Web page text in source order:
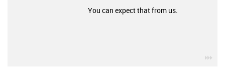
You can expect that from us.